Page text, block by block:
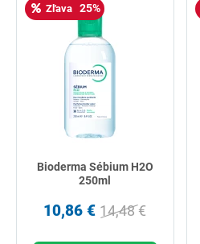
Zľava 25%
Bioderma Sébium H2O
250ml
10,86 € 14,48 €